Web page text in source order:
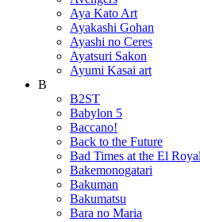
Aya Kato Art
Ayakashi Gohan
Ayashi no Ceres
Ayatsuri Sakon
Ayumi Kasai art
B
B2ST
Babylon 5
Baccano!
Back to the Future
Bad Times at the El
Bakemonogatari
Bakuman
Bakumatsu
Bara no Maria